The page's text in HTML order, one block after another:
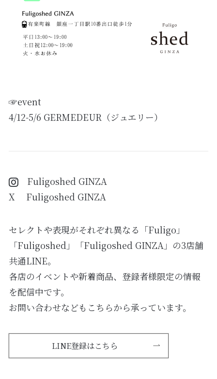
☞event
4/12-5/6 GERMEDEUR（ジュエリー）
Fuligoshed GINZA
X Fuligoshed GINZA
セレクトや表現がそれぞれ異なる「Fuligo」
「Fuligoshed」「Fuligoshed GINZA」の3店舗
共通LINE。
各店のイベントや新着商品、登録者様限定の情報
を配信中です。
お問い合わせなどもこちらから承っています。
LINE登録はこちら